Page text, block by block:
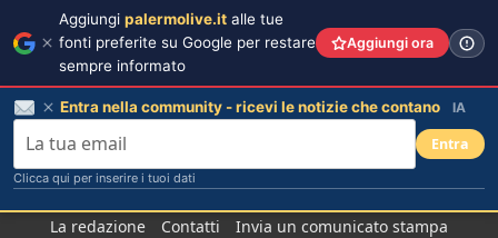
La redazione Contatti
Invia un comunicato stampa
Aggiungi palermolive.it alle tue
fonti preferite su Google per restare
sempre informato
Aggiungi ora
Entra nella community - ricevi le notizie che contano IA
Entra
Clicca qui per inserire i tuoi dati